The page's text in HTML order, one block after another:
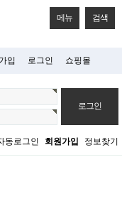
메뉴 검색
입 로그인 쇼핑몰
동로그인 회원가입 정보찾기